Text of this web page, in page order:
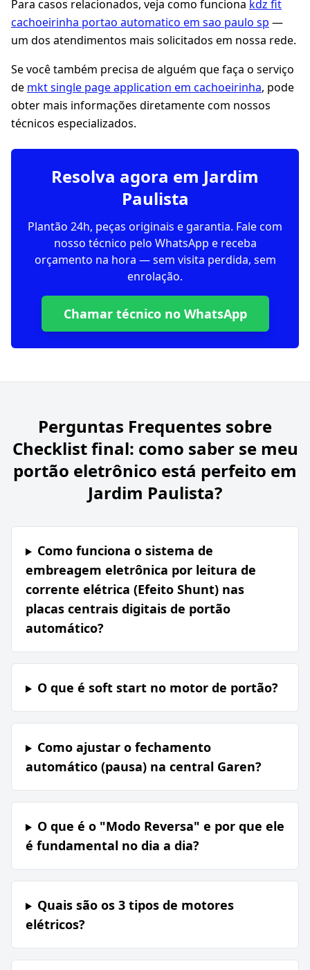
Para casos relacionados, veja como funciona kdz fit
cachoeirinha portao automatico em sao paulo sp —
um dos atendimentos mais solicitados em nossa rede.
Se você também precisa de alguém que faça o serviço
de mkt single page application em cachoeirinha, pode
obter mais informações diretamente com nossos
técnicos especializados.
Resolva agora em Jardim
Paulista
Plantão 24h, peças originais e garantia. Fale com
nosso técnico pelo WhatsApp e receba
orçamento na hora — sem visita perdida, sem
enrolação.
Chamar técnico no WhatsApp
Perguntas Frequentes sobre
Checklist final: como saber se meu
portão eletrônico está perfeito em
Jardim Paulista?
Como funciona o sistema de
embreagem eletrônica por leitura de
corrente elétrica (Efeito Shunt) nas
placas centrais digitais de portão
automático?
O que é soft start no motor de portão?
Como ajustar o fechamento
automático (pausa) na central Garen?
O que é o "Modo Reversa" e por que ele
é fundamental no dia a dia?
Quais são os 3 tipos de motores
elétricos?